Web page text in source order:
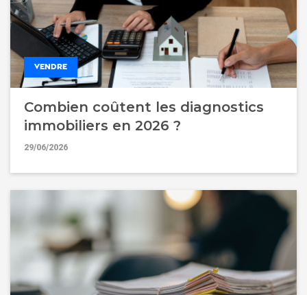
VENDRE
Combien coûtent les diagnostics
immobiliers en 2026 ?
29/06/2026